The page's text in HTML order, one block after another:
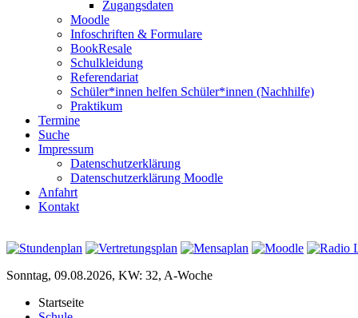
Zugangsdaten
Moodle
Infoschriften & Formulare
BookResale
Schulkleidung
Referendariat
Schüler*innen helfen Schüler*innen (Nachhilfe)
Praktikum
Termine
Suche
Impressum
Datenschutzerklärung
Datenschutzerklärung Moodle
Anfahrt
Kontakt
Sonntag, 09.08.2026, KW: 32, A-Woche
Startseite